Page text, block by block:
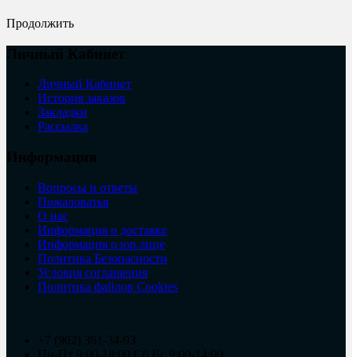
Продолжить
Личный Кабинет
История заказов
Закладки
Рассылка
Вопросы и ответы
Пожаловатья
О нас
Информация о доставке
Информация о юр.лице
Политика Безопасности
Условия соглашения
Политика файлов Cookies